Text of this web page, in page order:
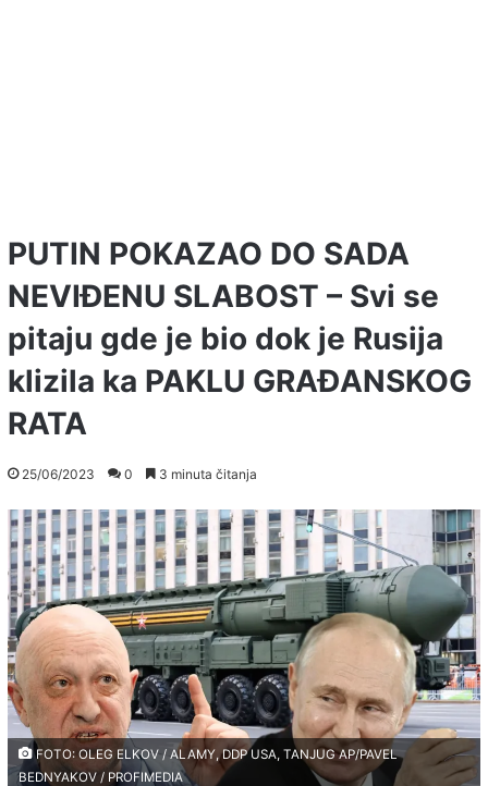
PUTIN POKAZAO DO SADA
NEVIĐENU SLABOST – Svi se
pitaju gde je bio dok je Rusija
klizila ka PAKLU GRAĐANSKOG
RATA
25/06/2023 0 3 minuta čitanja
FOTO: OLEG ELKOV / ALAMY, DDP USA, TANJUG AP/PAVEL
BEDNYAKOV / PROFIMEDIA